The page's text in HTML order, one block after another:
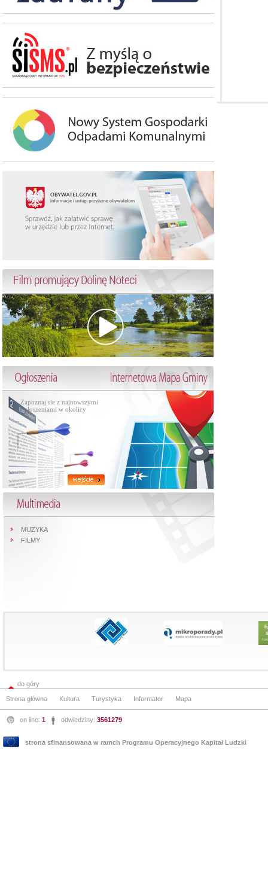
Zapoznaj sie z najnowszymi
ogłoszeniami w okolicy
MUZYKA
FILMY
do góry
Strona główna Kultura Turystyka Informator Mapa
on line: 1 odwiedziny: 3561279
strona sfinansowana w ramch Programu Operacyjnego Kapitał Ludzki